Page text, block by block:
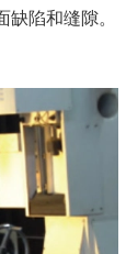
陷和缝隙。